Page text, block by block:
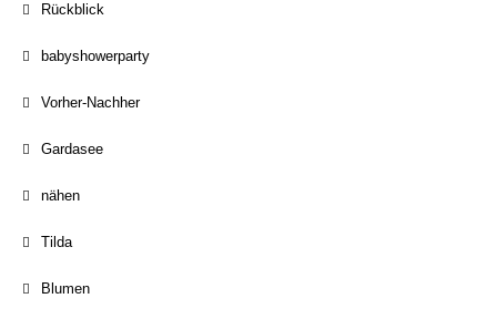
Rückblick
babyshowerparty
Vorher-Nachher
Gardasee
nähen
Tilda
Blumen